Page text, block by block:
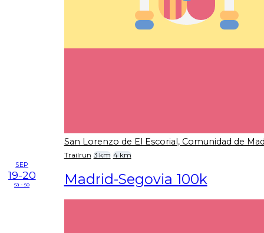
San Lorenzo de El Escorial, Comunidad de
Trailrun 3 km 4 km
SEP
19-20
sa - so Madrid-Segovia 100k